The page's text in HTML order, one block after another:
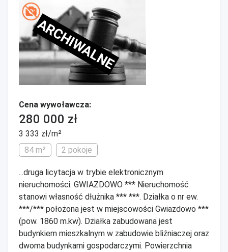
ARCHIWALNE
Cena wywoławcza:
280 000 zł
3 333 zł/m²
84 m²
2 pokoje
...druga licytacja w trybie elektronicznym
nieruchomości: GWIAZDOWO *** Nieruchomość
stanowi własność dłużnika *** ***. Działka o nr ew.
***/*** położona jest w miejscowości Gwiazdowo ***
(pow. 1860 m.kw). Działka zabudowana jest
budynkiem mieszkalnym w zabudowie bliźniaczej oraz
dwoma budynkami gospodarczymi. Powierzchnia